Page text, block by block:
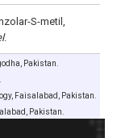
S-metil,
.
Pakistan.
Faisalabad, Pakistan.
Pakistan.